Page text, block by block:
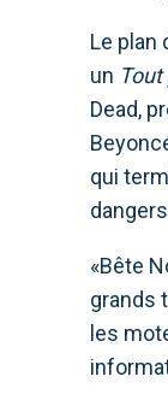
Le plan
un
Dead,
qui
«Bête
grands
les